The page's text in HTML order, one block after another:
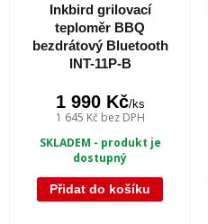
Inkbird grilovací
teploměr BBQ
bezdrátový Bluetooth
INT-11P-B
1 990 Kč/ks
1 645 Kč bez DPH
SKLADEM - produkt je
dostupný
Přidat do košíku